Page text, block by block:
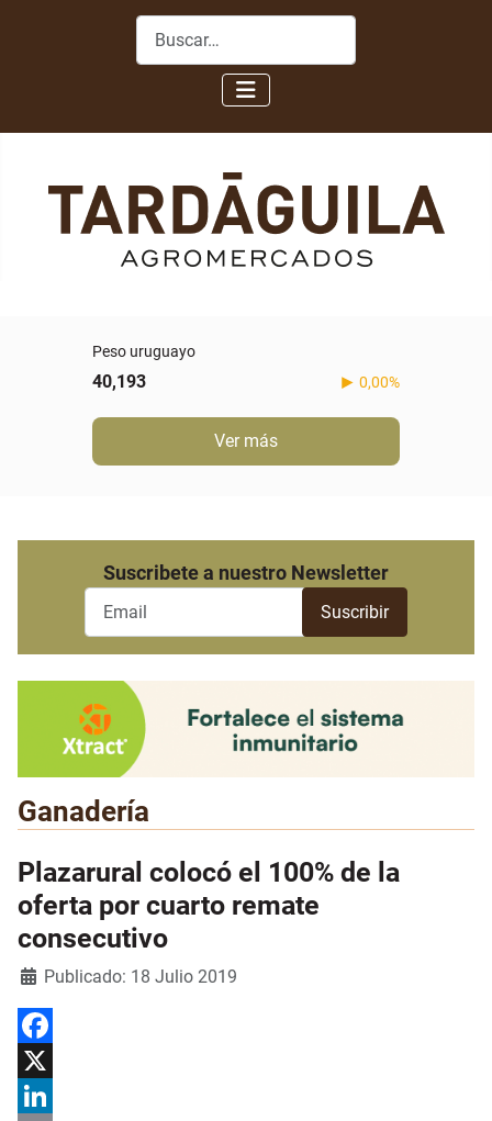
Buscar
Peso uruguayo
40,193 0,00%
Ver más
Suscribete a nuestro Newsletter
Ganadería
Plazarural colocó el 100% de la
oferta por cuarto remate
consecutivo
Detalles
Publicado: 18 Julio 2019
Facebook
X